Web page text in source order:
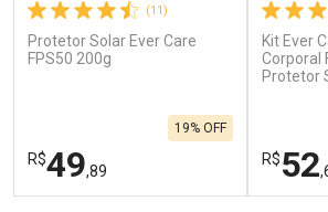
(11)
Protetor Solar Ever Care
FPS50 200g
R$49,89
19% OFF
Kit Ever
Corporal
Protetor
R$52